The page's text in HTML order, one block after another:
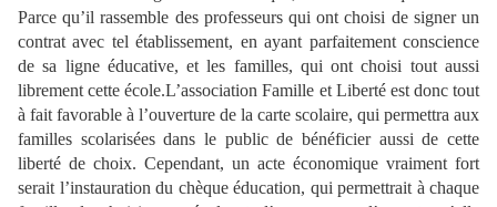
Parce qu’il rassemble des professeurs qui ont choisi de signer un
contrat avec tel établissement, en ayant parfaitement conscience
de sa ligne éducative, et les familles, qui ont choisi tout aussi
librement cette école.L’association Famille et Liberté est donc tout
à fait favorable à l’ouverture de la carte scolaire, qui permettra aux
familles scolarisées dans le public de bénéficier aussi de cette
liberté de choix. Cependant, un acte économique vraiment fort
serait l’instauration du chèque éducation, qui permettrait à chaque